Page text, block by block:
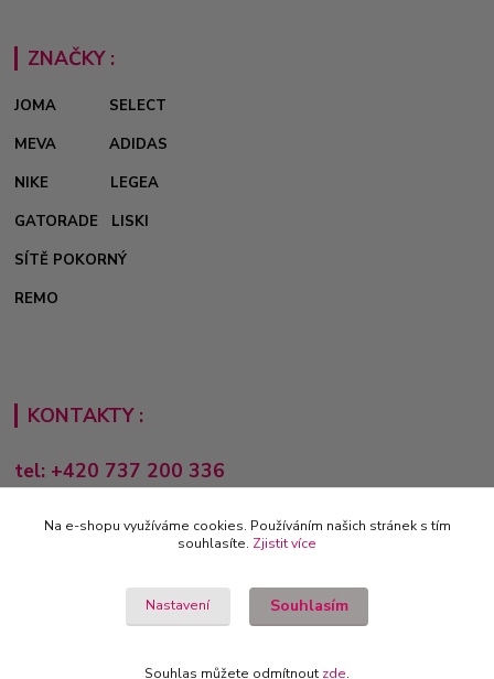
ZNAČKY :
JOMA
SELECT
MEVA
ADIDAS
NIKE
LEGEA
GATORADE
LISKI
SÍTĚ POKORNÝ
REMO
KONTAKTY :
tel: +420 737 200 336
Pondělí-Pátek: 8 - 17 hodin
obchod@e-sporting.cz
Na e-shopu využíváme cookies. Používáním našich stránek s tím
souhlasíte. Zjistit více
Nastavení Souhlasím
Souhlas můžete odmítnout zde.